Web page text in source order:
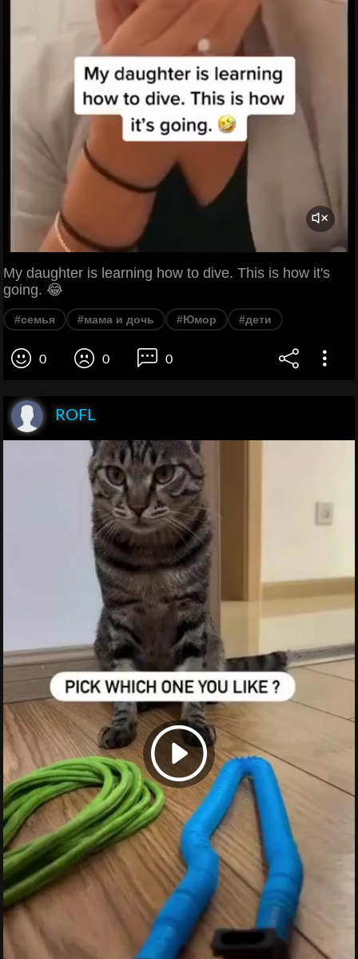
My daughter is learning how to dive. This is how it's
going. 😂
#семья #мама и дочь #Юмор #дети
0 0 0
ROFL